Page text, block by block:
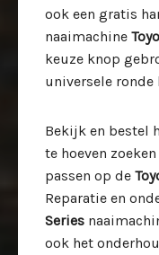
ook een gratis
naaimachine
keuze knop
universele ronde
Bekijk en bestel
te hoeven
passen op de
Reparatie en
Series
ook het